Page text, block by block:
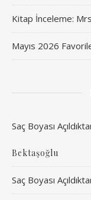
Kitap İnceleme:
Mayıs 2026
Saç Boyası
Bektaşoğlu
Saç Boyası